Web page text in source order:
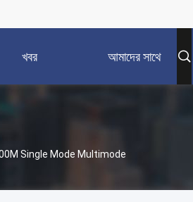
খবর আমাদের সাথে
Single Mode Multimode